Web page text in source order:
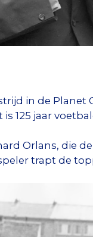
in de Planet
is 125 jaar
Orlans, die
trapt de